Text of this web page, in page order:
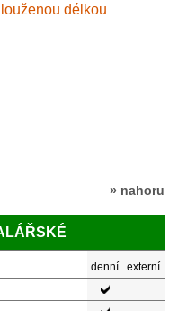
délkou
» nahoru
denní externí